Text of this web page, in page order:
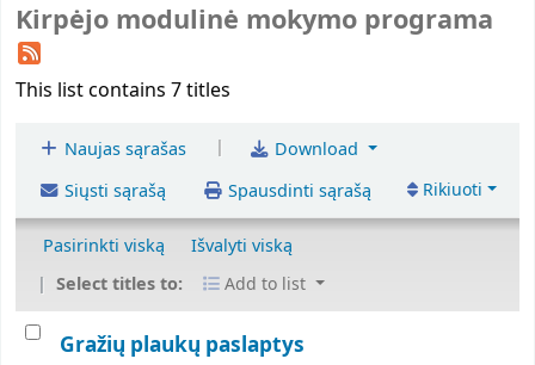
Kirpėjo modulinė mokymo programa
This list contains 7 titles
Naujas sąrašas |
Download
Siųsti sąrašą
Spausdinti sąrašą Rikiuoti
Pasirinkti viską
Išvalyti viską
Select titles to:
Add to list
Gražių plaukų paslaptys